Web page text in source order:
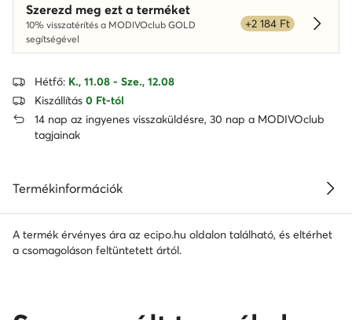
Szerezd meg ezt a terméket
10% visszatérítés a MODIVOclub GOLD
segítségével
+2 184 Ft
Hétfő: K., 11.08 - Sze., 12.08
Kiszállítás 0 Ft-tól
14 nap az ingyenes visszaküldésre, 30 nap a MODIVOclub
tagjainak
Termékinformációk
A termék érvényes ára az ecipo.hu oldalon található, és eltérhet
a csomagoláson feltüntetett ártól.